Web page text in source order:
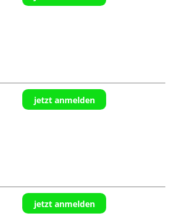
jetzt anmelden
jetzt anmelden